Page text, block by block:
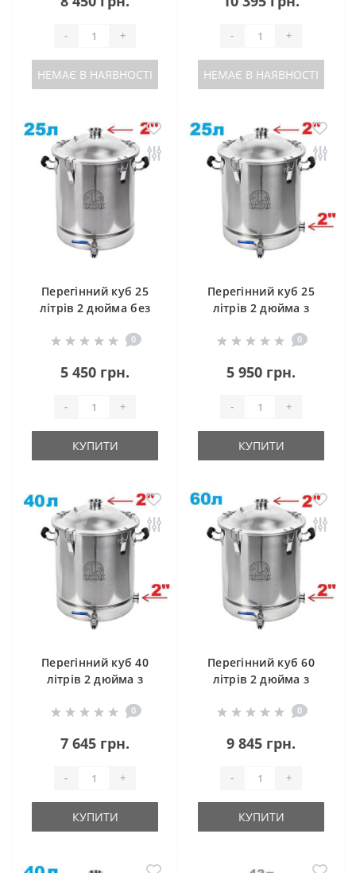
- +
НЕМАЄ В НАЯВНОСТІ
- +
НЕМАЄ В НАЯВНОСТІ
Перегінний куб 25
літрів 2 дюйма без
0
5 450 грн.
- +
КУПИТИ
Перегінний куб 25
літрів 2 дюйма з
0
5 950 грн.
- +
КУПИТИ
Перегінний куб 40
літрів 2 дюйма з
0
7 645 грн.
- +
КУПИТИ
Перегінний куб 60
літрів 2 дюйма з
0
9 845 грн.
- +
КУПИТИ